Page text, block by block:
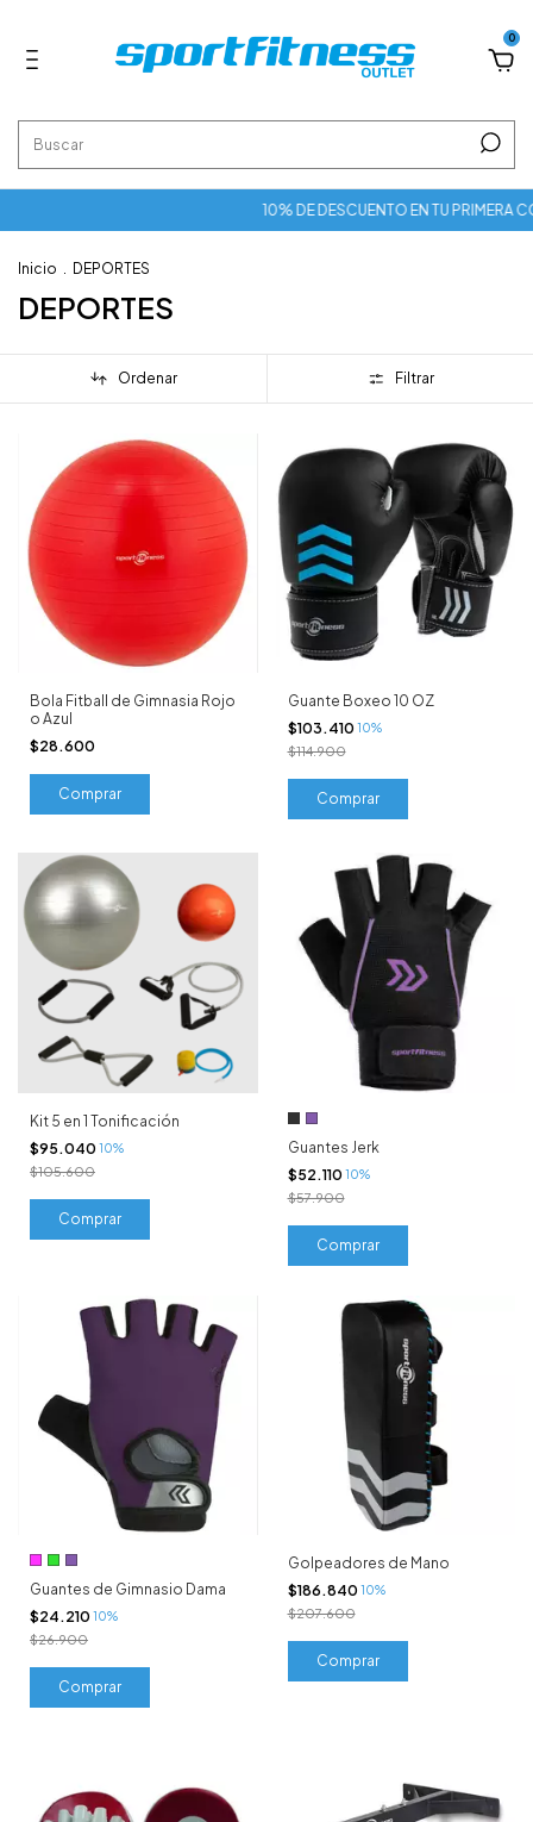
0
10% DE DESCUENTO EN TU PRIMERA
Inicio DEPORTES
DEPORTES
Ordenar Filtrar
Bola Fitball de Gimnasia Rojo
o Azul
$28.600
Comprar
Guante Boxeo 10 OZ
$103.410 10%
$114.900
Kit 5 en 1 Tonificación
$95.040 10%
$105.600
Guantes Jerk
$52.110 10%
$57.900
Comprar
Guantes de Gimnasio Dama
$24.210 10%
$26.900
Comprar
Golpeadores de Mano
$186.840 10%
$207.600